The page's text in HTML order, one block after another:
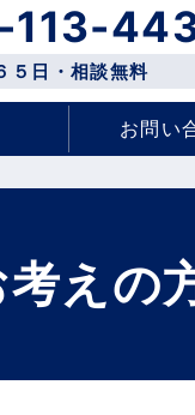
お問い
113-
５日・相談無料
えの